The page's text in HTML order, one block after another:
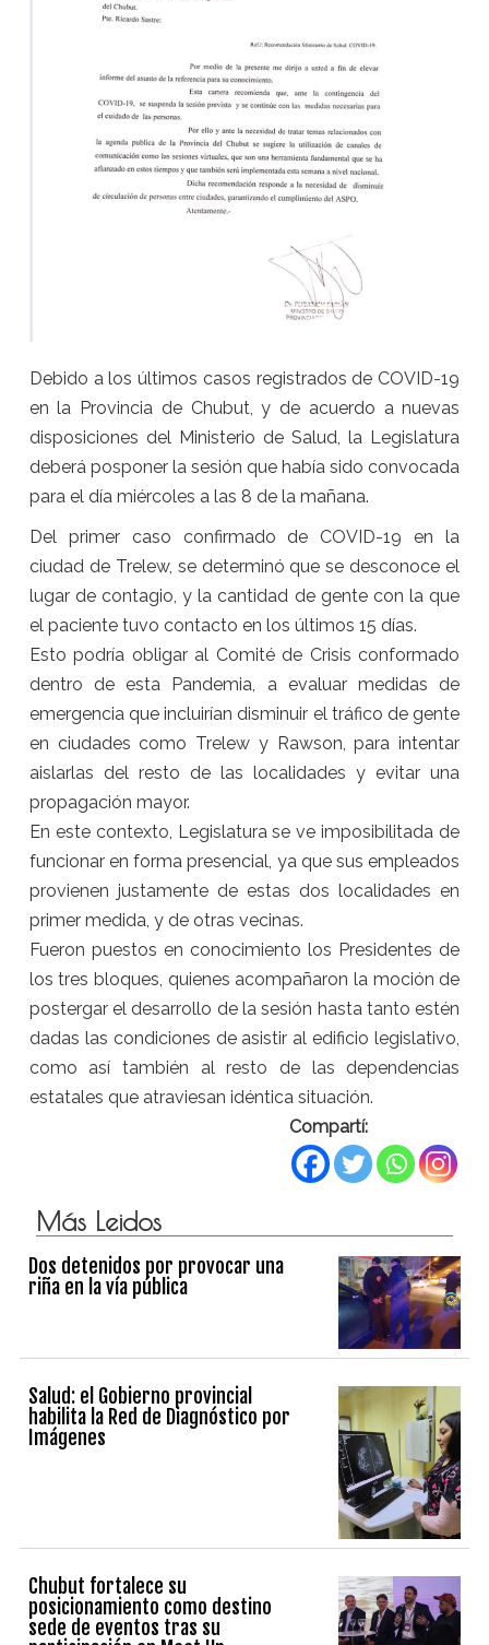
Debido a los últimos casos registrados de COVID-19
en la Provincia de Chubut, y de acuerdo a nuevas
disposiciones del Ministerio de Salud, la Legislatura
deberá posponer la sesión que había sido convocada
para el día miércoles a las 8 de la mañana.
Del primer caso confirmado de COVID-19 en la
ciudad de Trelew, se determinó que se desconoce el
lugar de contagio, y la cantidad de gente con la que
el paciente tuvo contacto en los últimos 15 días.
Esto podría obligar al Comité de Crisis conformado
dentro de esta Pandemia, a evaluar medidas de
emergencia que incluirían disminuir el tráfico de gente
en ciudades como Trelew y Rawson, para intentar
aislarlas del resto de las localidades y evitar una
propagación mayor.
En este contexto, Legislatura se ve imposibilitada de
funcionar en forma presencial, ya que sus empleados
provienen justamente de estas dos localidades en
primer medida, y de otras vecinas.
Fueron puestos en conocimiento los Presidentes de
los tres bloques, quienes acompañaron la moción de
postergar el desarrollo de la sesión hasta tanto estén
dadas las condiciones de asistir al edificio legislativo,
como así también al resto de las dependencias
estatales que atraviesan idéntica situación.
Compartí:
Más Leidos
Dos detenidos por provocar una
riña en la vía pública
Salud: el Gobierno provincial
habilita la Red de Diagnóstico por
Imágenes
Chubut fortalece su
posicionamiento como destino
sede de eventos tras su